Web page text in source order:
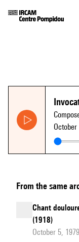
From the same
Chant
(1918)
October 5,